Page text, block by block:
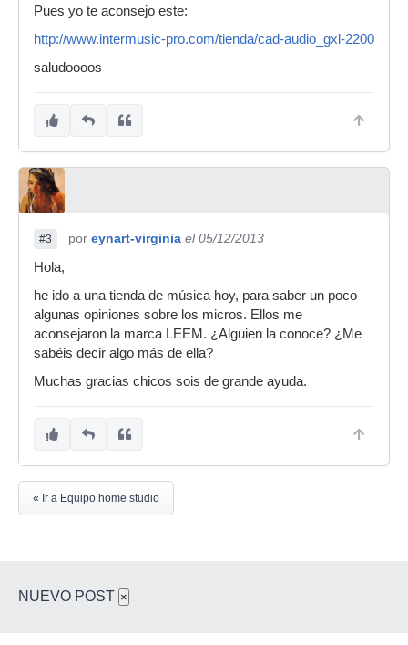
Pues yo te aconsejo este:
http://www.intermusic-pro.com/tienda/cad-audio_gxl-2200
saludoooos
#3 por eynart-virginia el 05/12/2013
Hola,
he ido a una tienda de música hoy, para saber un poco
algunas opiniones sobre los micros. Ellos me
aconsejaron la marca LEEM. ¿Alguien la conoce? ¿Me
sabéis decir algo más de ella?
Muchas gracias chicos sois de grande ayuda.
« Ir a Equipo home studio
NUEVO POST ×